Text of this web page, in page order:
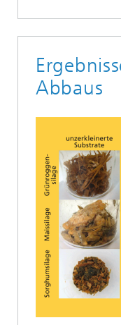
Abbaus